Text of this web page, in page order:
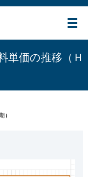
メ
単価の推移（Ｈ
）